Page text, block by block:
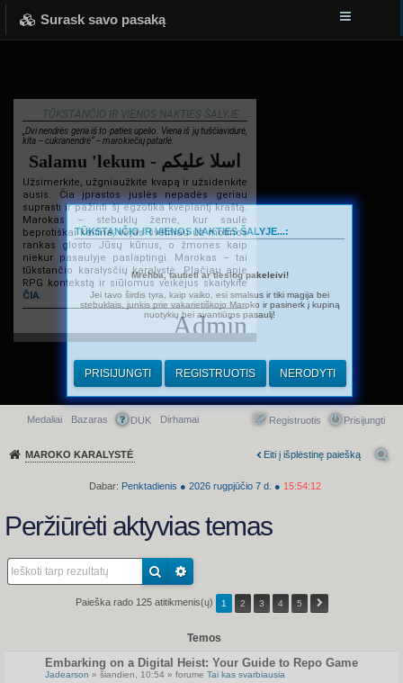
Surask savo pasaką
TŪKSTANČIO IR VIENOS NAKTIES ŠALYJE...
„Dvi nendrės geria iš to paties upelio. Viena iš jų tuščiavidurė,
kita – cukranendrė“ – marokiečių patarlė.
Salamu 'lekum - اسلا عليكم
Užsimerkite, užgniaužkite kvapą ir užsidenkite
ausis. Čia įprastos juslės nepadės geriau
suprasti ir pažinti šį egzotika kvepiantį kraštą.
Marokas – stebuklų žemė, kur saulė
beprotiškai kaitina, vėjas švelniau už motinos
rankas glosto Jūsų kūnus, o žmonės kaip
niekur pasaulyje paslaptingi. Marokas – tai
tūkstančio karalysčių karalystė. Plačiau apie
RPG kontekstą ir siūlomus veikėjus skaitykite
ČIA.
Admin
Greitasis meniu
Medaliai Bazaras DUK Dirhamai Prisijungti
Registruotis
MAROKO KARALYSTĖ Eiti į išplėstinę paiešką
Dabar: Penktadienis ● 2026 rugpjūčio 7 d. ● 15:54:12
TŪKSTANČIO IR VIENOS NAKTIES ŠALYJE...:
Mrehba, tautieti ar tiesiog pakeleivi!
Jei tavo širdis tyra, kaip vaiko, esi smalsus ir tiki magija bei
stebuklais, junkis prie vakarietiškojo Maroko ir pasinerk į kupiną
nuotykių bei avantiūros pasaulį!
PRISIJUNGTI REGISTRUOTIS NERODYTI
Peržiūrėti aktyvias temas
Paieška rado 125 atitikmenis(ų) 1 2 3 4 5
Temos
Embarking on a Digital Heist: Your Guide to Repo Game
Jadearson » šiandien, 10:54 » forume Tai kas svarbiausia